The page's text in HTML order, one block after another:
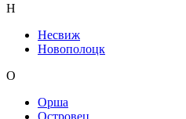
Н
Несвиж
Новополоцк
О
Орша
Островец